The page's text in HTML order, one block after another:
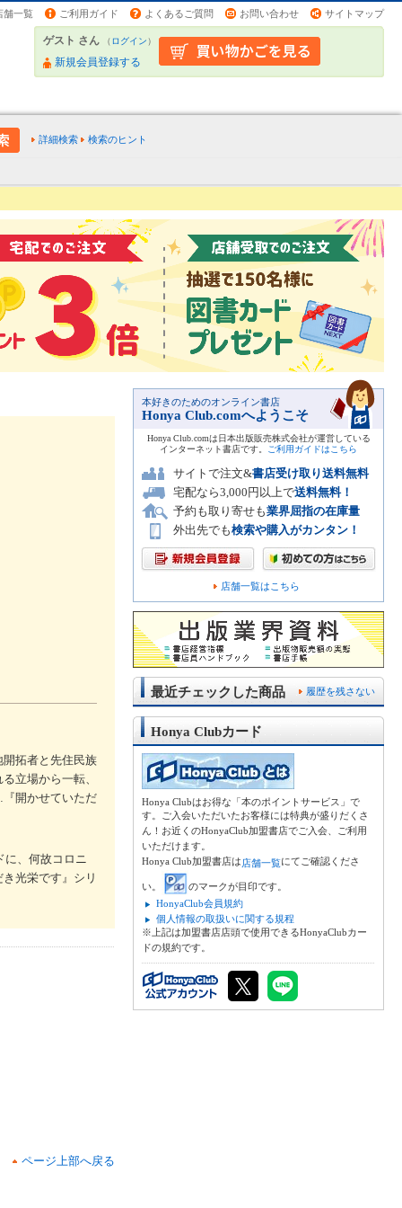
舗一覧 ご利用ガイド よくあるご質問 お問い合わせ サイトマップ
ゲスト さん （ログイン）
新規会員登録する
詳細検索 検索のヒント
拓者と先住民族
立場から一転、
開かせていただ
、何故コロニ
光栄です』シリ
ページ上部へ戻る
本好きのためのオンライン書店
Honya Club.comへようこそ
Honya Club.comは日本出版販売株式会社が運営している
インターネット書店です。
ご利用ガイドはこちら
サイトで注文&書店受け取り送料無料
宅配なら3,000円以上で送料無料！
予約も取り寄せも業界屈指の在庫量
外出先でも検索や購入がカンタン！
店舗一覧はこちら
履歴を残さない
最近チェックした商品
Honya Clubカード
Honya Clubはお得な「本のポイントサービス」で
す。ご入会いただいたお客様には特典が盛りだくさ
ん！お近くのHonyaClub加盟書店でご入会、ご利用
いただけます。
Honya Club加盟書店は店舗一覧にてご確認くださ
い。
のマークが目印です。
HonyaClub会員規約
個人情報の取扱いに関する規程
※上記は加盟書店店頭で使用できるHonyaClubカー
ドの規約です。